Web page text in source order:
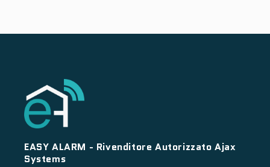
EASY ALARM - Rivenditore Autorizzato Ajax
Systems